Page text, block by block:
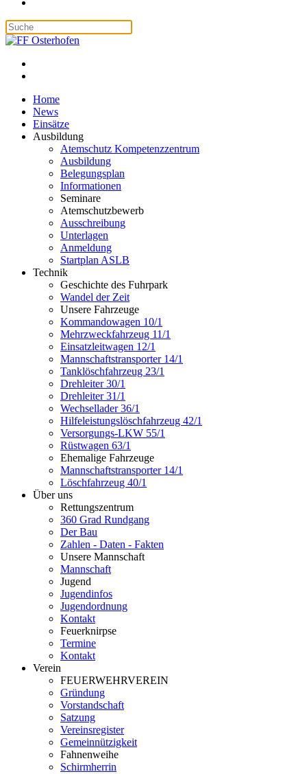
Home
News
Einsätze
Ausbildung
Atemschutz Kompetenzzentrum
Ausbildung
Belegungsplan
Informationen
Seminare
Atemschutzbewerb
Ausschreibung
Unterlagen
Anmeldung
Startplan ASLB
Technik
Geschichte des Fuhrpark
Wandel der Zeit
Unsere Fahrzeuge
Kommandowagen 10/1
Mehrzweckfahrzeug 11/1
Einsatzleitwagen 12/1
Mannschaftstransporter 14/1
Tanklöschfahrzeug 23/1
Drehleiter 30/1
Drehleiter 31/1
Wechsellader 36/1
Hilfeleistungslöschfahrzeug 42/1
Versorgungs-LKW 55/1
Rüstwagen 63/1
Ehemalige Fahrzeuge
Mannschaftstransporter 14/1
Löschfahrzeug 40/1
Über uns
Rettungszentrum
360 Grad Rundgang
Der Bau
Zahlen - Daten - Fakten
Unsere Mannschaft
Mannschaft
Jugend
Jugendinfos
Jugendordnung
Kontakt
Feuerknirpse
Termine
Kontakt
Verein
FEUERWEHRVEREIN
Gründung
Vorstandschaft
Satzung
Vereinsregister
Gemeinnützigkeit
Fahnenweihe
Schirmherrin